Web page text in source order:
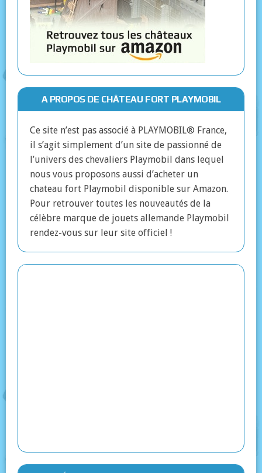
A PROPOS DE CHÂTEAU FORT PLAYMOBIL
Ce site n’est pas associé à PLAYMOBIL® France,
il s’agit simplement d’un site de passionné de
l’univers des chevaliers Playmobil dans lequel
nous vous proposons aussi d’acheter un
chateau fort Playmobil disponible sur Amazon.
Pour retrouver toutes les nouveautés de la
célèbre marque de jouets allemande Playmobil
rendez-vous sur leur site officiel !